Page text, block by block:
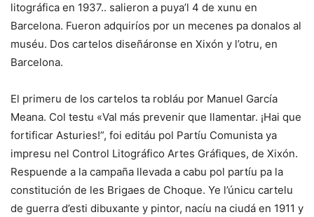
litográfica en 1937.. salieron a puya’l 4 de xunu en
Barcelona. Fueron adquiríos por un mecenes pa donalos al
muséu. Dos cartelos diseñáronse en Xixón y l’otru, en
Barcelona.
El primeru de los cartelos ta robláu por Manuel García
Meana. Col testu «Val más prevenir que llamentar. ¡Hai que
fortificar Asturies!”, foi editáu pol Partíu Comunista ya
impresu nel Control Litográfico Artes Gráfiques, de Xixón.
Respuende a la campaña llevada a cabu pol partíu pa la
constitución de les Brigaes de Choque. Ye l’únicu cartelu
de guerra d’esti dibuxante y pintor, nacíu na ciudá en 1911 y